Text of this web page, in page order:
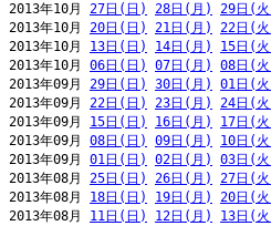
2013年10月 27日(日) 28日(月) 29日(
2013年10月 20日(日) 21日(月) 22日(
2013年10月 13日(日) 14日(月) 15日(
2013年10月 06日(日) 07日(月) 08日(
2013年09月 29日(日) 30日(月) 01日(
2013年09月 22日(日) 23日(月) 24日(
2013年09月 15日(日) 16日(月) 17日(
2013年09月 08日(日) 09日(月) 10日(
2013年09月 01日(日) 02日(月) 03日(
2013年08月 25日(日) 26日(月) 27日(
2013年08月 18日(日) 19日(月) 20日(
2013年08月 11日(日) 12日(月) 13日(